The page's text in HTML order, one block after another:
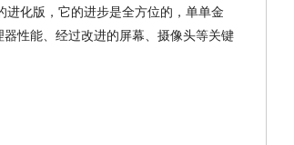
化版，它的进步是全方位的，单单金
性能、经过改进的屏幕、摄像头等关键